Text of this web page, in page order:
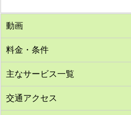
動画
料金・条件
主なサービス一覧
交通アクセス